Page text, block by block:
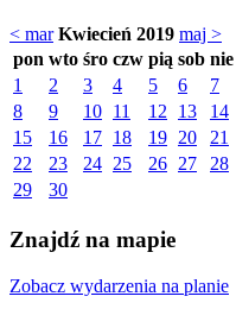
< mar Kwiecień 2019 maj >
pon wto śro czw pią sob nie
1
2 3 4 5 6
7
8
9 10 11 12 13
14
15
16 17 18 19 20
21
22
23 24 25 26 27
28
29
30
Znajdź na mapie
Zobacz wydarzenia na planie